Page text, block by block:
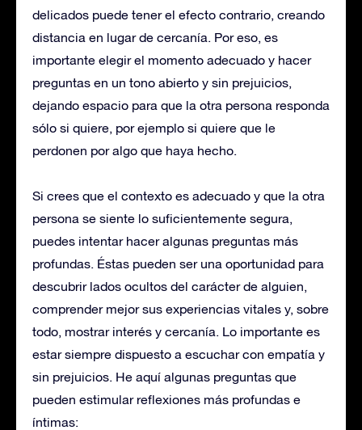
delicados puede tener el efecto contrario, creando
distancia en lugar de cercanía. Por eso, es
importante elegir el momento adecuado y hacer
preguntas en un tono abierto y sin prejuicios,
dejando espacio para que la otra persona responda
sólo si quiere, por ejemplo si quiere que le
perdonen por algo que haya hecho.
Si crees que el contexto es adecuado y que la otra
persona se siente lo suficientemente segura,
puedes intentar hacer algunas preguntas más
profundas. Éstas pueden ser una oportunidad para
descubrir lados ocultos del carácter de alguien,
comprender mejor sus experiencias vitales y, sobre
todo, mostrar interés y cercanía. Lo importante es
estar siempre dispuesto a escuchar con empatía y
sin prejuicios. He aquí algunas preguntas que
pueden estimular reflexiones más profundas e
íntimas: